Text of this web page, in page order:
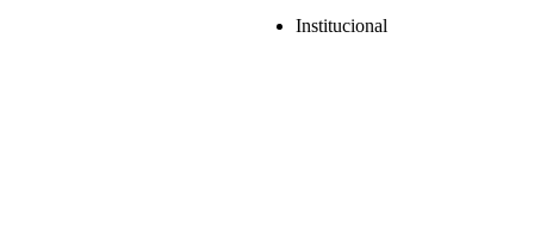
Institucional